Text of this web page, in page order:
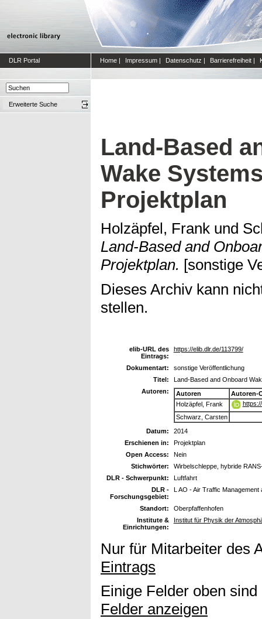
DLR Portal Home | Impressum | Datenschutz | Barrierefreiheit |
Erweiterte Suche
Land-Based
Wake
Projektplan
Holzäpfel, Frank und
Land-Based and
Projektplan. [sonstige
Dieses Archiv kann
stellen.
elib-URL des
Eintrags:
https://elib.dlr.de/113799/
Dokumentart:
sonstige Veröffentlichung
Titel:
Land-Based and Onboard
Autoren:
Autoren
Autoren-
Holzäpfel, Frank
Schwarz, Carsten
Datum:
2014
Erschienen in:
Projektplan
Open Access:
Nein
Stichwörter:
Wirbelschleppe, hybride
DLR - Schwerpunkt:
Luftfahrt
DLR -
Forschungsgebiet:
L AO - Air Traffic Management
Standort:
Oberpfaffenhofen
Institute &
Einrichtungen:
Institut für Physik der
Nur für Mitarbeiter des
Eintrags
Einige Felder oben
Felder anzeigen